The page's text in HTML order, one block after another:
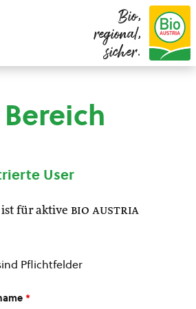
Bio,
regional,
sicher.
User
für aktive bio austria
Pflichtfelder
*